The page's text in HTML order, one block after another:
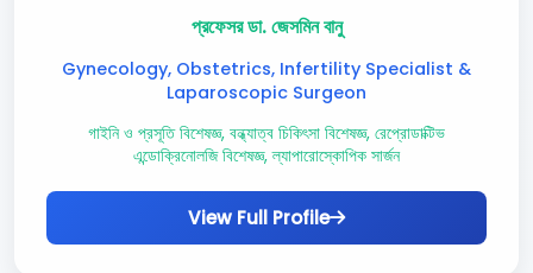
প্রফেসর ডা. জেসমিন বানু
Gynecology, Obstetrics, Infertility Specialist &
Laparoscopic Surgeon
গাইনি ও প্রসূতি বিশেষজ্ঞ, বন্ধ্যাত্ব চিকিৎসা বিশেষজ্ঞ, রেপ্রোডাক্টিভ
এন্ডোক্রিনোলজি বিশেষজ্ঞ, ল্যাপারোস্কোপিক সার্জন
View Full Profile